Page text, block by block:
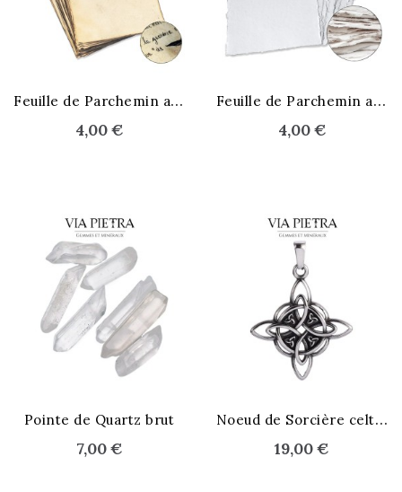
F
euille de Parchemin ancien
4,00 €
F
euille de Parchemin ancien
4,00 €
Pointe de Quartz brut
7,00 €
N
oeud de Sorcière celtique
19,00 €